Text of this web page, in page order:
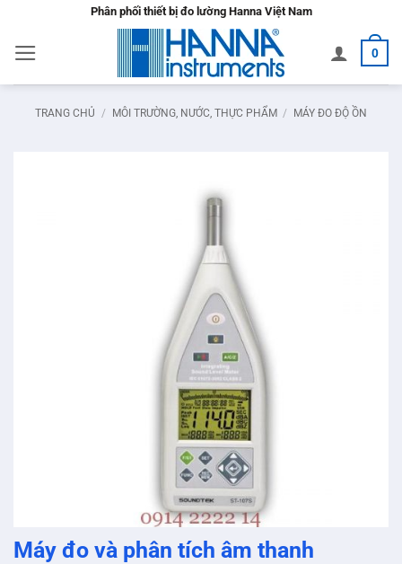
nội
dung
Phân phối thiết bị đo lường Hanna Việt Nam
0
TRANG CHỦ / MÔI TRƯỜNG, NƯỚC, THỰC PHẨM / MÁY ĐO ĐỘ ỒN
Máy đo và phân tích âm thanh